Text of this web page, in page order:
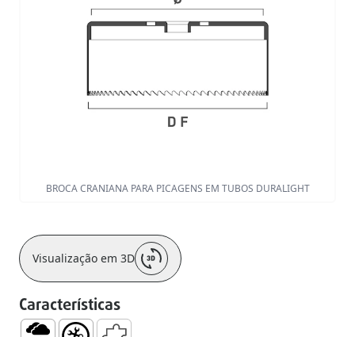
BROCA CRANIANA PARA PICAGENS EM TUBOS DURALIGHT
Visualização em 3D
Características